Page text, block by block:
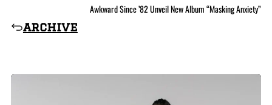
archive
Awkward Since ’82 Unveil New Album “Masking Anxiety”